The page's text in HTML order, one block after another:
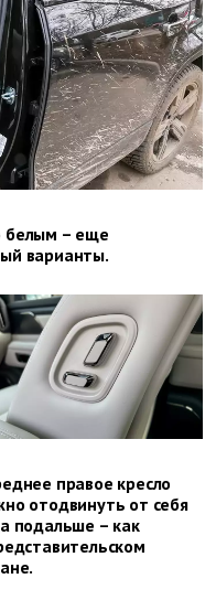
белым – еще
варианты.
правое кресло
отодвинуть от себя
подальше – как